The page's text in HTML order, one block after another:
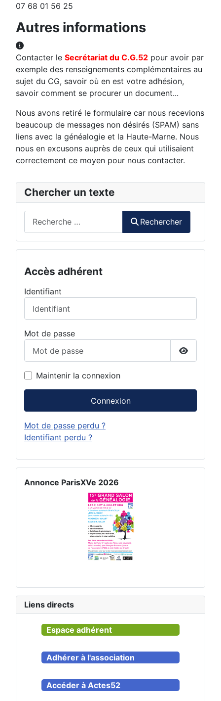
Chercher un texte
Rechercher
Accès adhérent
Identifiant
Mot de passe
Afficher
Maintenir la connexion
Connexion
Mot de passe perdu ?
Identifiant perdu ?
Annonce ParisXVe 2026
Liens directs
Espace adhérent
Adhérer à l'association
Accéder à Actes52
07 68 01 56 25
Autres informations
Autres informations
Contacter le Secrétariat du C.G.52 pour avoir par
exemple des renseignements complémentaires au
sujet du CG, savoir où en est votre adhésion,
savoir comment se procurer un document...
Nous avons retiré le formulaire car nous recevions
beaucoup de messages non désirés (SPAM) sans
liens avec la généalogie et la Haute-Marne. Nous
nous en excusons auprès de ceux qui utilisaient
correctement ce moyen pour nous contacter.